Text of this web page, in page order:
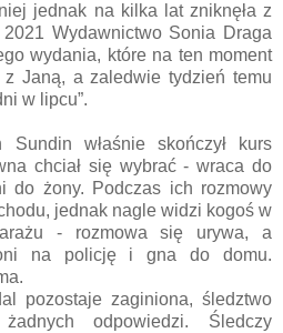
jednak na kilka lat zniknęła z
Wydawnictwo Sonia Draga
wydania, które na ten moment
Janą, a zaledwie tydzień temu
w lipcu”.
właśnie skończył kurs
chciał się wybrać - wraca do
do żony. Podczas ich rozmowy
jednak nagle widzi kogoś w
- rozmowa się urywa, a
na policję i gna do domu.
pozostaje zaginiona, śledztwo
odpowiedzi. Śledczy